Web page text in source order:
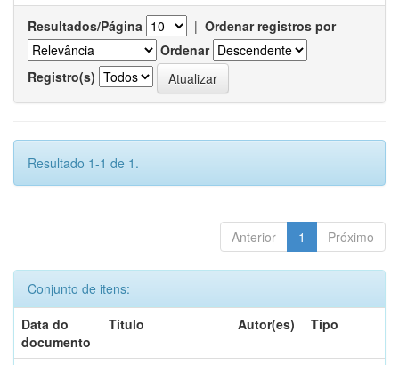
Resultados/Página | Ordenar registros por
Ordenar
Registro(s)
Resultado 1-1 de 1.
Anterior 1 Próximo
Conjunto de itens:
Data do
documento
Título Autor(es) Tipo